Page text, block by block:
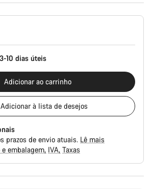
10 dias úteis
Adicionar ao carrinho
Adicionar à lista de desejos
prazos de envio atuais. Lê mais
e embalagem IVA Taxas